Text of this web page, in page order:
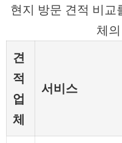
현지 방문 견적 비교
체
견
적
업
체
서비스